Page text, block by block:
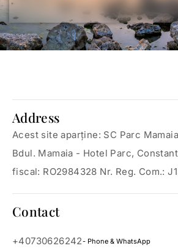
Address
Acest site aparține: SC Parc
Bdul. Mamaia - Hotel Parc,
fiscal: RO2984328 Nr. Reg. Com.:
Contact
+40730626242- Phone & WhatsApp